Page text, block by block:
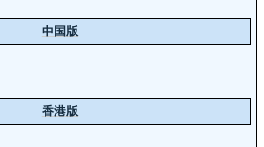
中国版
香港版